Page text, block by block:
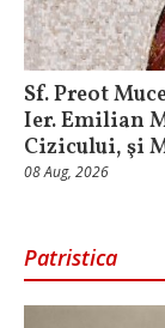
Sf. Preot
Ier. Emilian
Cizicului, şi
08 Aug, 2026
Patristica